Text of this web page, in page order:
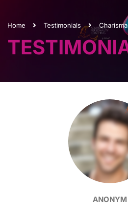
Home Testimonials
ANONYM